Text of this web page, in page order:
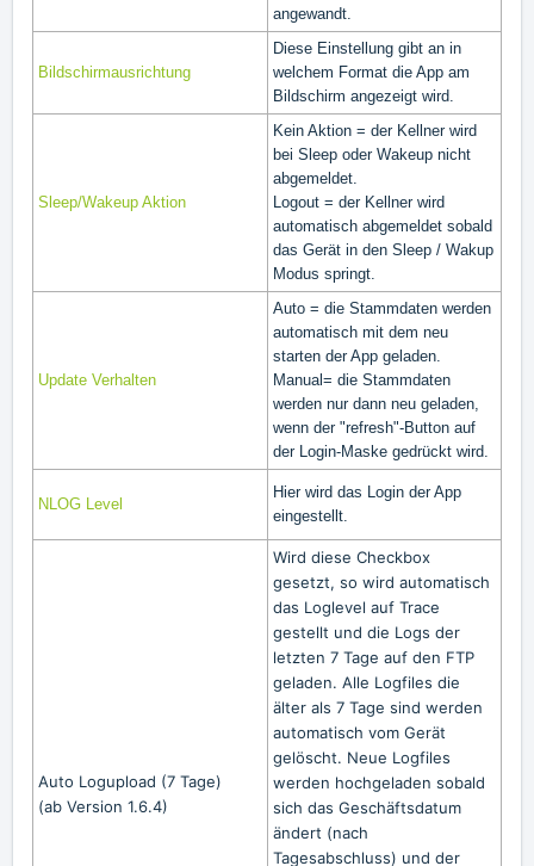
angewandt.
Bildschirmausrichtung
Diese Einstellung gibt an in
welchem Format die App am
Bildschirm angezeigt wird.
Sleep/Wakeup Aktion
Kein Aktion = der Kellner wird
bei Sleep oder Wakeup nicht
abgemeldet.
Logout = der Kellner wird
automatisch abgemeldet sobald
das Gerät in den Sleep / Wakup
Modus springt.
Update Verhalten
Auto = die Stammdaten werden
automatisch mit dem neu
starten der App geladen.
Manual= die Stammdaten
werden nur dann neu geladen,
wenn der "refresh"-Button auf
der Login-Maske gedrückt wird.
NLOG Level
Hier wird das Login der App
eingestellt.
Auto Logupload (7 Tage)
(ab Version 1.6.4)
Wird diese Checkbox
gesetzt, so wird automatisch
das Loglevel auf Trace
gestellt und die Logs der
letzten 7 Tage auf den FTP
geladen. Alle Logfiles die
älter als 7 Tage sind werden
automatisch vom Gerät
gelöscht. Neue Logfiles
werden hochgeladen sobald
sich das Geschäftsdatum
ändert (nach
Tagesabschluss) und der